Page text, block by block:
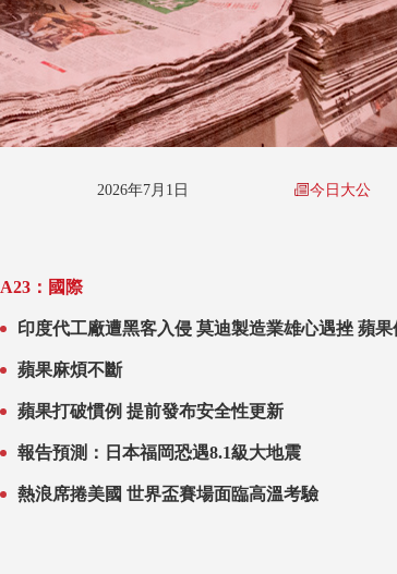
2026年7月1日 今日大公
A23：國際
印度代工廠遭黑客入侵 莫迪製造業雄心遇挫 蘋果
蘋果麻煩不斷
蘋果打破慣例 提前發布安全性更新
報告預測：日本福岡恐遇8.1級大地震
熱浪席捲美國 世界盃賽場面臨高溫考驗